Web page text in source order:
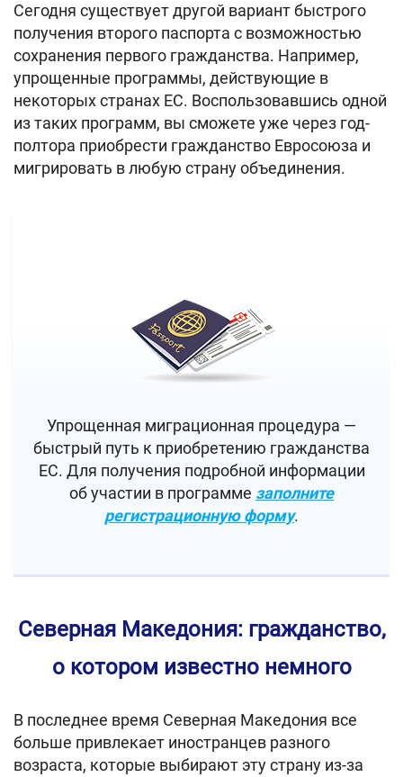
Сегодня существует другой вариант быстрого
получения второго паспорта с возможностью
сохранения первого гражданства. Например,
упрощенные программы, действующие в
некоторых странах ЕС. Воспользовавшись одной
из таких программ, вы сможете уже через год-
полтора приобрести гражданство Евросоюза и
мигрировать в любую страну объединения.
Упрощенная миграционная процедура —
быстрый путь к приобретению гражданства
ЕС. Для получения подробной информации
об участии в программе заполните
регистрационную форму.
Северная Македония: гражданство,
о котором известно немного
В последнее время Северная Македония все
больше привлекает иностранцев разного
возраста, которые выбирают эту страну из-за